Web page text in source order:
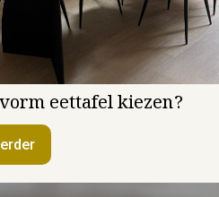
eettafel kiezen?